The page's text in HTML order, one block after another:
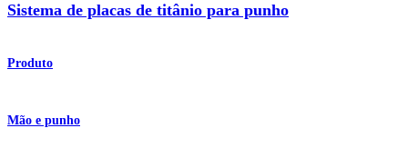
Sistema de placas de titânio para punho
Produto
Mão e punho